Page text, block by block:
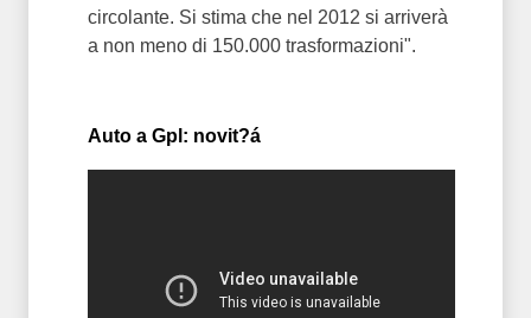
circolante. Si stima che nel 2012 si arriverà
a non meno di 150.000 trasformazioni".
Auto a Gpl: novit?á